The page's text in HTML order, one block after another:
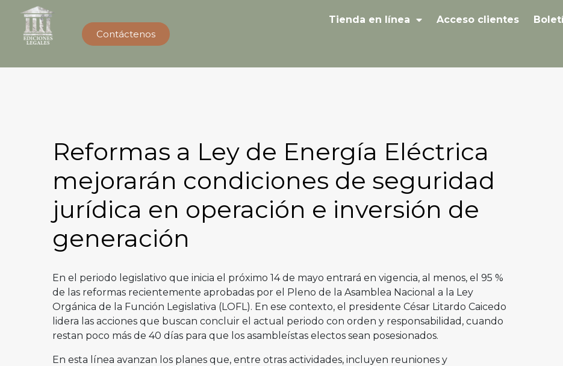
Contáctenos
Tienda en línea Acceso clientes
Reformas a Ley de Energía Eléctrica
mejorarán condiciones de seguridad
jurídica en operación e inversión de
generación
En el periodo legislativo que inicia el próximo 14 de mayo entrará en vigencia, al menos, el 95 %
de las reformas recientemente aprobadas por el Pleno de la Asamblea Nacional a la Ley
Orgánica de la Función Legislativa (LOFL). En ese contexto, el presidente César Litardo Caicedo
lidera las acciones que buscan concluir el actual periodo con orden y responsabilidad, cuando
restan poco más de 40 días para que los asambleístas electos sean posesionados.
En esta línea avanzan los planes que, entre otras actividades, incluyen reuniones y